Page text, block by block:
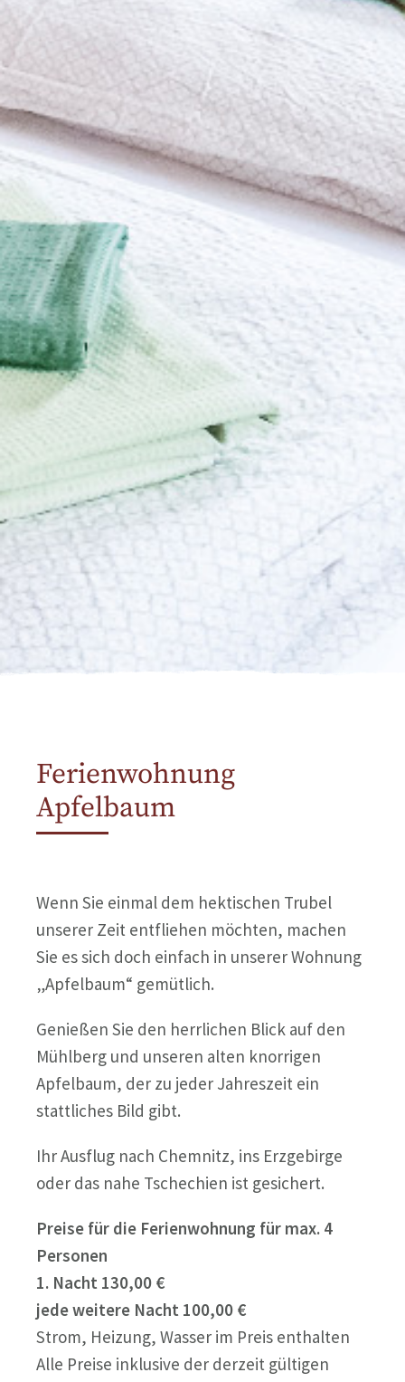
Ferienwohnung
Apfelbaum
Wenn Sie einmal dem hektischen Trubel
unserer Zeit entfliehen möchten, machen
Sie es sich doch einfach in unserer Wohnung
„Apfelbaum“ gemütlich.
Genießen Sie den herrlichen Blick auf den
Mühlberg und unseren alten knorrigen
Apfelbaum, der zu jeder Jahreszeit ein
stattliches Bild gibt.
Ihr Ausflug nach Chemnitz, ins Erzgebirge
oder das nahe Tschechien ist gesichert.
Preise für die Ferienwohnung für max. 4
Personen
1. Nacht 130,00 €
jede weitere Nacht 100,00 €
Strom, Heizung, Wasser im Preis enthalten
Alle Preise inklusive der derzeit gültigen